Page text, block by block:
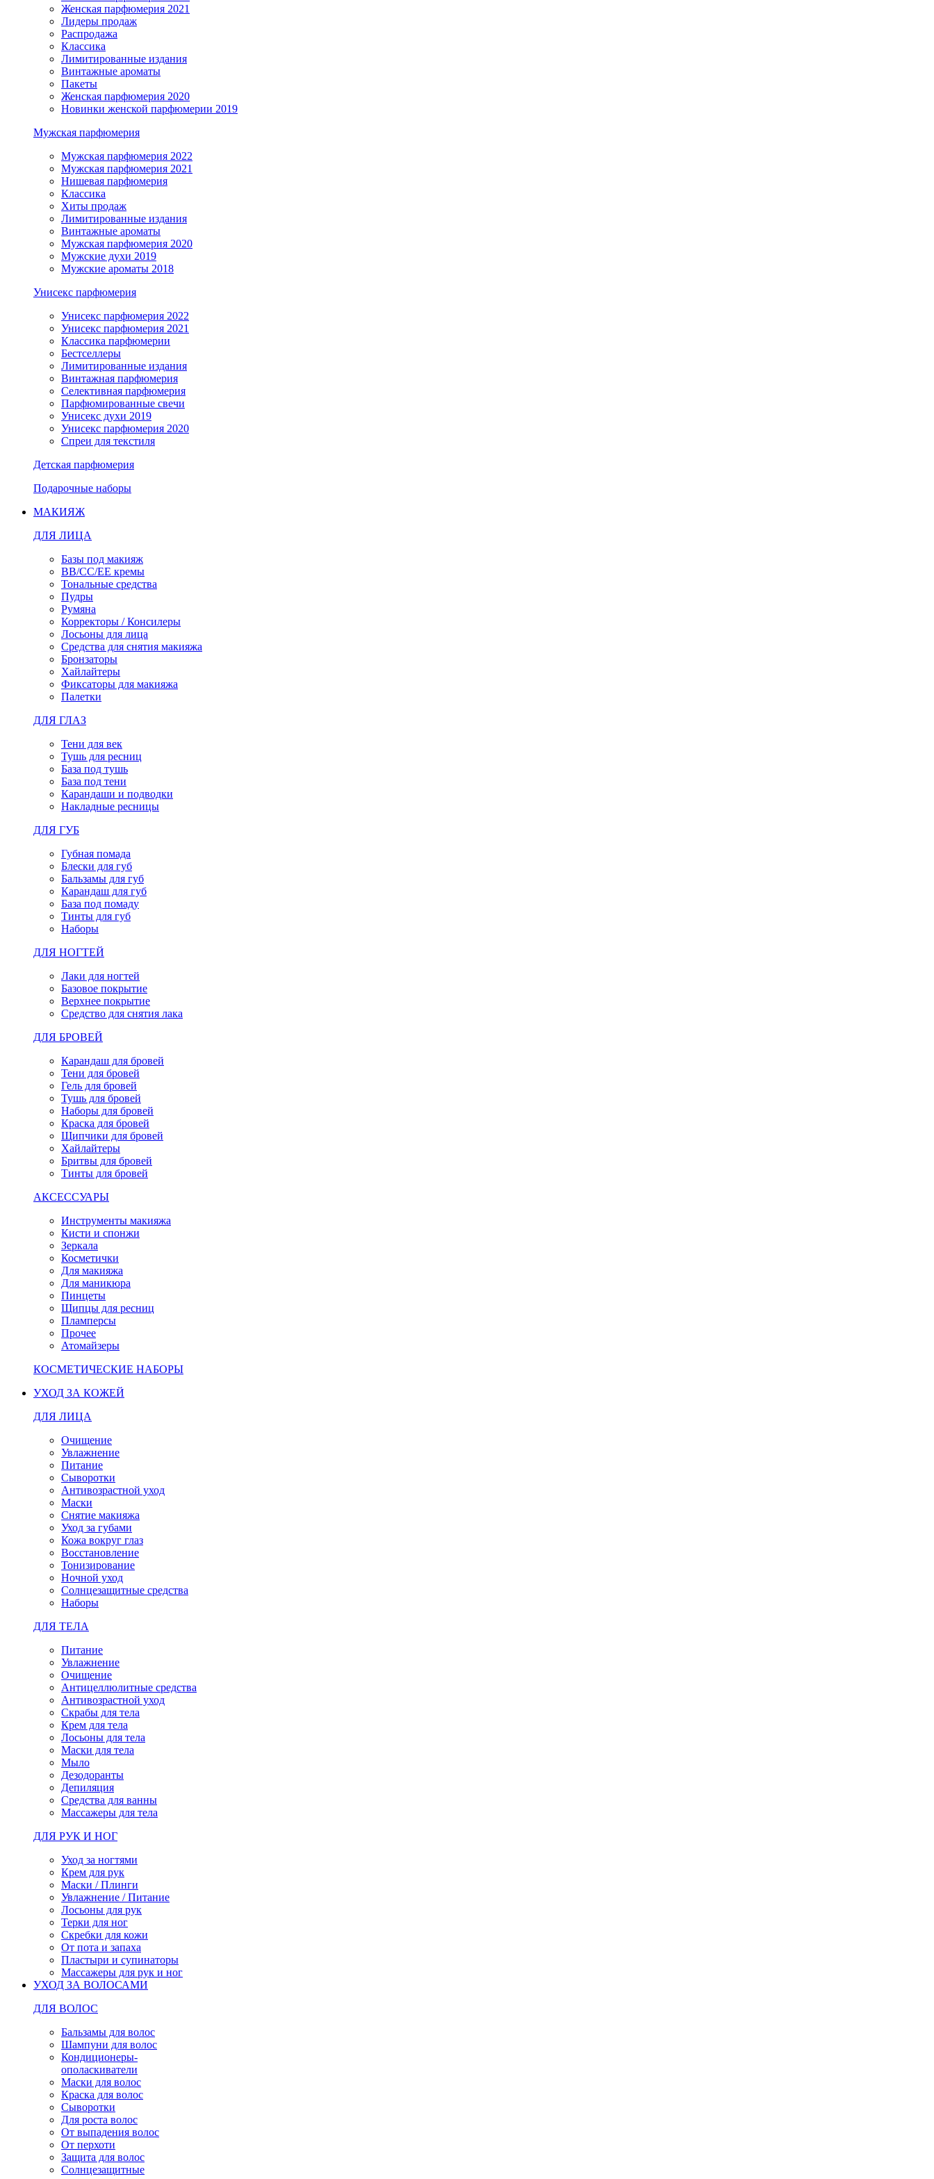
Женская парфюмерия 2021
Лидеры продаж
Распродажа
Классика
Лимитированные издания
Винтажные ароматы
Пакеты
Женская парфюмерия 2020
Новинки женской парфюмерии 2019
Мужская парфюмерия
Мужская парфюмерия 2022
Мужская парфюмерия 2021
Нишевая парфюмерия
Классика
Хиты продаж
Лимитированные издания
Винтажные ароматы
Мужская парфюмерия 2020
Мужские духи 2019
Мужские ароматы 2018
Унисекс парфюмерия
Унисекс парфюмерия 2022
Унисекс парфюмерия 2021
Классика парфюмерии
Бестселлеры
Лимитированные издания
Винтажная парфюмерия
Селективная парфюмерия
Парфюмированные свечи
Унисекс духи 2019
Унисекс парфюмерия 2020
Спреи для текстиля
Детская парфюмерия
Подарочные наборы
МАКИЯЖ
ДЛЯ ЛИЦА
Базы под макияж
BB/CC/EE кремы
Тональные средства
Пудры
Румяна
Корректоры / Консилеры
Лосьоны для лица
Средства для снятия макияжа
Бронзаторы
Хайлайтеры
Фиксаторы для макияжа
Палетки
ДЛЯ ГЛАЗ
Тени для век
Тушь для ресниц
База под тушь
База под тени
Карандаши и подводки
Накладные ресницы
ДЛЯ ГУБ
Губная помада
Блески для губ
Бальзамы для губ
Карандаш для губ
База под помаду
Тинты для губ
Наборы
ДЛЯ НОГТЕЙ
Лаки для ногтей
Базовое покрытие
Верхнее покрытие
Средство для снятия лака
ДЛЯ БРОВЕЙ
Карандаш для бровей
Тени для бровей
Гель для бровей
Тушь для бровей
Наборы для бровей
Краска для бровей
Щипчики для бровей
Хайлайтеры
Бритвы для бровей
Тинты для бровей
АКСЕССУАРЫ
Инструменты макияжа
Кисти и спонжи
Зеркала
Косметички
Для макияжа
Для маникюра
Пинцеты
Щипцы для ресниц
Пламперсы
Прочее
Атомайзеры
КОСМЕТИЧЕСКИЕ НАБОРЫ
УХОД ЗА КОЖЕЙ
ДЛЯ ЛИЦА
Очищение
Увлажнение
Питание
Сыворотки
Антивозрастной уход
Маски
Снятие макияжа
Уход за губами
Кожа вокруг глаз
Восстановление
Тонизирование
Ночной уход
Солнцезащитные средства
Наборы
ДЛЯ ТЕЛА
Питание
Увлажнение
Очищение
Антицеллюлитные средства
Антивозрастной уход
Скрабы для тела
Крем для тела
Лосьоны для тела
Маски для тела
Мыло
Дезодоранты
Депиляция
Средства для ванны
Массажеры для тела
ДЛЯ РУК И НОГ
Уход за ногтями
Крем для рук
Маски / Плинги
Увлажнение / Питание
Лосьоны для рук
Терки для ног
Скребки для кожи
От пота и запаха
Пластыри и супинаторы
Массажеры для рук и ног
УХОД ЗА ВОЛОСАМИ
ДЛЯ ВОЛОС
Бальзамы для волос
Шампуни для волос
Кондиционеры-
ополаскиватели
Маски для волос
Краска для волос
Сыворотки
Для роста волос
От выпадения волос
От перхоти
Защита для волос
Солнцезащитные